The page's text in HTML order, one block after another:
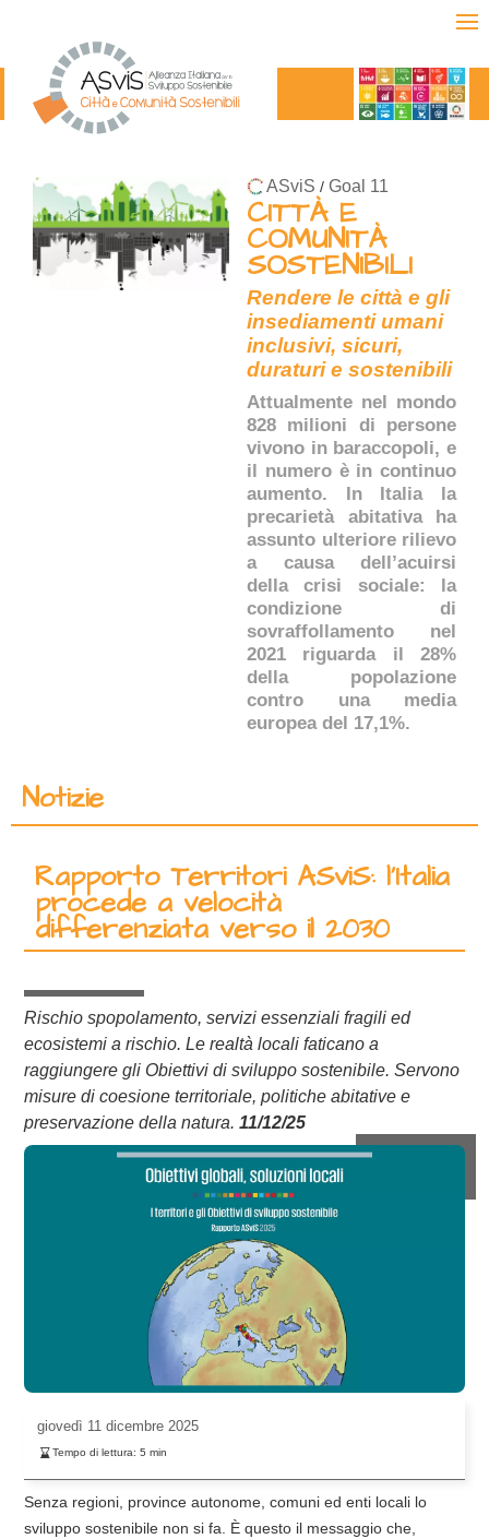
ASviS / Goal 11
CITTÀ E
COMUNITÀ
SOSTENIBILI
Rendere le città e gli
insediamenti umani
inclusivi, sicuri,
duraturi e sostenibili
Attualmente nel mondo
828 milioni di persone
vivono in baraccopoli, e
il numero è in continuo
aumento. In Italia la
precarietà abitativa ha
assunto ulteriore rilievo
a causa dell’acuirsi
della crisi sociale: la
condizione di
sovraffollamento nel
2021 riguarda il 28%
della popolazione
contro una media
europea del 17,1%.
Notizie
Rapporto Territori ASviS: l’Italia
procede a velocità
differenziata verso il 2030
Rischio spopolamento, servizi essenziali fragili ed
ecosistemi a rischio. Le realtà locali faticano a
raggiungere gli Obiettivi di sviluppo sostenibile. Servono
misure di coesione territoriale, politiche abitative e
preservazione della natura. 11/12/25
giovedì 11 dicembre 2025
Tempo di lettura:5 min
Senza regioni, province autonome, comuni ed enti locali lo
sviluppo sostenibile non si fa. È questo il messaggio che,